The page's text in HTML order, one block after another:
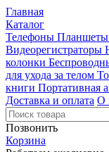
Главная
Каталог
Телефоны Планшеты
Видеорегистраторы
колонки
для ухода за телом
книги Портативная
Доставка и оплата О
Позвонить
Корзина